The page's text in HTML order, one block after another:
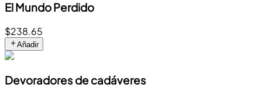
El Mundo Perdido
$238.65
Añadir
Devoradores de cadáveres